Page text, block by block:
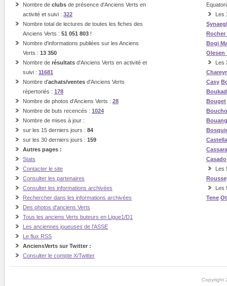
Nombre de clubs de présence d'Anciens Verts en
activité et suivi : 322
Nombre total de lectures de toutes les fiches des
Anciens Verts : 51 051 803 !
Nombre d'informations publiées sur les Anciens
Verts : 13 350
Nombre de résultats d'Anciens Verts en activité et
suivi : 11681
Nombre d'achats/ventes d'Anciens Verts
répertoriés : 178
Nombre de photos d'Anciens Verts : 28
Nombre de buts recencés : 1024
Nombre de mises à jour :
sur les 15 derniers jours : 84
sur les 30 derniers jours : 159
Autres pages :
Stats
Contacter le site
Consulter les partenaires
Consulter les informations archivées
Rechercher dans les informations archivées
Des photos d'anciens Verts
Tous les anciens Verts buteurs en Ligue1/D1
Les anciennes joueuses de l'ASSE
Le flux RSS
AnciensVerts sur Twitter :
Consulter le compte X/Twitter
Les
Rocher
Bogi
Olesen
Les
Casy
Bouget
Cassara
Casado
Les
Les
Tene
Copyright